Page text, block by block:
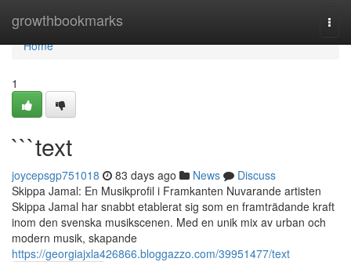
growthbookmarks
Home
Home
1
```text
joycepsgp751018 83 days ago News
Discuss
Skippa Jamal: En Musikprofil i Framkanten Nuvarande artisten
Skippa Jamal har snabbt etablerat sig som en framträdande kraft
inom den svenska musikscenen. Med en unik mix av urban och
modern musik, skapande
https://georgiajxla426866.bloggazzo.com/39951477/text